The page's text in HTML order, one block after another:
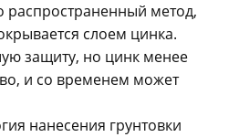
метод,
слоем цинка.
защиту, но цинк менее
и со временем может
нанесения грунтовки